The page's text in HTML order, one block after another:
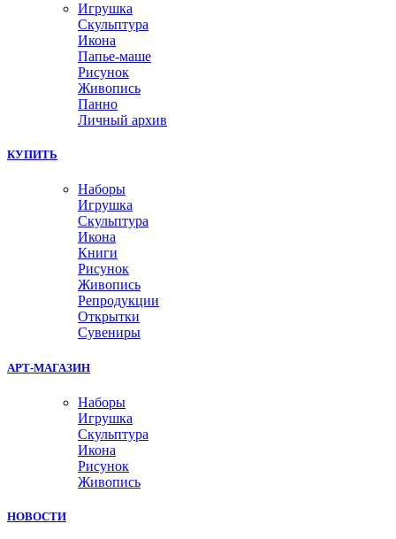
Игрушка
Скульптура
Икона
Папье-маше
Рисунок
Живопись
Панно
Личный архив
КУПИТЬ
Наборы
Игрушка
Скульптура
Икона
Книги
Рисунок
Живопись
Репродукции
Открытки
Сувениры
АРТ-МАГАЗИН
Наборы
Игрушка
Скульптура
Икона
Рисунок
Живопись
НОВОСТИ